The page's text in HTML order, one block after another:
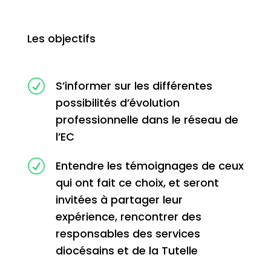
Les objectifs
R
S’informer sur les différentes
possibilités d’évolution
professionnelle dans le réseau de
l’EC
R
Entendre les témoignages de ceux
qui ont fait ce choix, et seront
invitées à partager leur
expérience, rencontrer des
responsables des services
diocésains et de la Tutelle